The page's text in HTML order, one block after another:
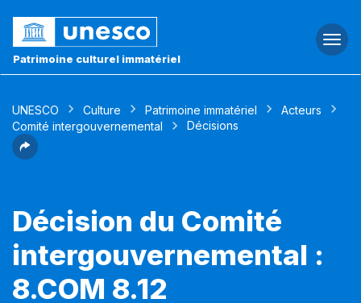
Patrimoine culturel immatériel
UNESCO Culture Patrimoine immatériel
Acteurs
Comité intergouvernemental
Décisions
Décision du Comité
intergouvernemental :
8.COM 8.12